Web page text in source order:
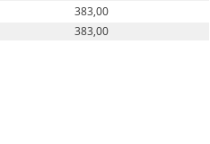
383,00
383,00